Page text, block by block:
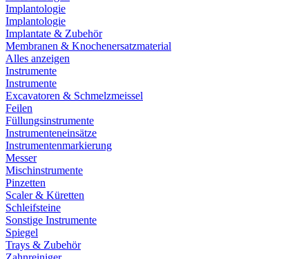
Implantologie
Implantologie
Implantate & Zubehör
Membranen & Knochenersatzmaterial
Alles anzeigen
Instrumente
Instrumente
Excavatoren & Schmelzmeissel
Feilen
Füllungsinstrumente
Instrumenteneinsätze
Instrumentenmarkierung
Messer
Mischinstrumente
Pinzetten
Scaler & Küretten
Schleifsteine
Sonstige Instrumente
Spiegel
Trays & Zubehör